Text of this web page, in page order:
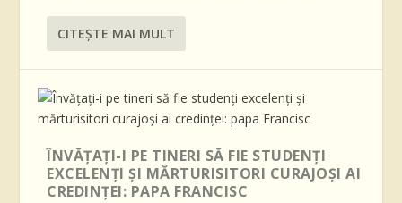
CITEŞTE MAI MULT
ÎNVĂȚAȚI-I PE TINERI SĂ FIE STUDENȚI
EXCELENȚI ȘI MĂRTURISITORI CURAJOȘI AI
CREDINȚEI: PAPA FRANCISC